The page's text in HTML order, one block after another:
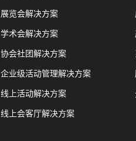
展览会解决方案
学术会解决方案
协会社团解决方案
企业级活动管理解决方案
线上活动解决方案
线上会客厅解决方案